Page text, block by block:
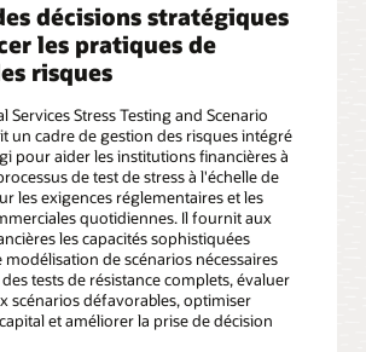
décisions stratégiques
les pratiques de
risques
Services Stress Testing and Scenario
un cadre de gestion des risques intégré
pour aider les institutions financières à
de test de stress à l'échelle de
les exigences réglementaires et les
quotidiennes. Il fournit aux
les capacités sophistiquées
modélisation de scénarios nécessaires
tests de résistance complets, évaluer
scénarios défavorables, optimiser
et améliorer la prise de décision